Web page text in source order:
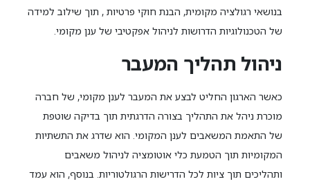
בנושאי רגולציה מקומית, הבנת חוקי פרטיות , תוך שילוב למידה
של הטכנולוגיות הדרושות לניהול אפקטיבי של ענן מקומי.
ניהול תהליך המעבר
כאשר הארגון החליט לבצע את המעבר לענן מקומי, של חברה
מוכרת ניהל את התהליך בצורה הדרגתית תוך בדיקה שוטפת
של התאמת המשאבים לענן המקומי. הוא שדרג את התשתיות
המקומיות תוך הטמעת כלי אוטומציה לניהול משאבים
ותהליכים תוך ציות לכל הדרישות הרגולטוריות. בנוסף, הוא עמד